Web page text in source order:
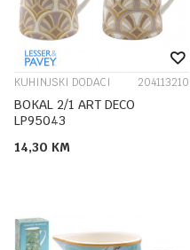
KUHINJSKI DODACI 204113210
BOKAL 2/1 ART DECO
LP95043
14,30 KM